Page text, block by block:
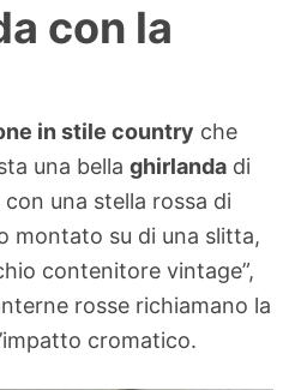
con la
in stile country che
una bella ghirlanda di
una stella rossa di
montato su di una slitta,
contenitore vintage”,
rosse richiamano la
cromatico.